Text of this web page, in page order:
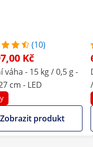
(10)
Kč
váha - 15 kg / 0,5 g -
cm - LED
Zobrazit produkt